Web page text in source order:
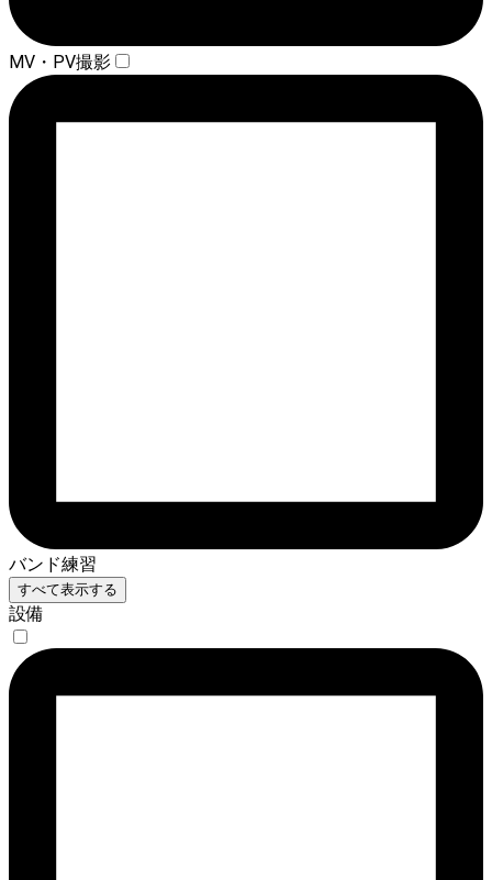
MV・PV撮影
バンド練習
すべて表示する
設備